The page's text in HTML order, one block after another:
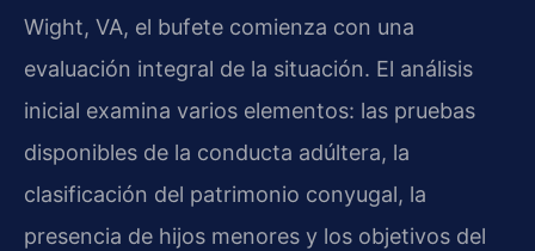
Wight, VA, el bufete comienza con una
evaluación integral de la situación. El análisis
inicial examina varios elementos: las pruebas
disponibles de la conducta adúltera, la
clasificación del patrimonio conyugal, la
presencia de hijos menores y los objetivos del